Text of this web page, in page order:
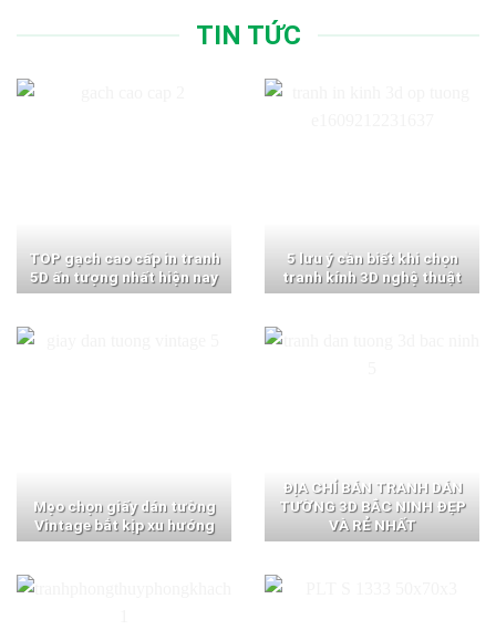
TIN TỨC
TOP gạch cao cấp in tranh
5D ấn tượng nhất hiện nay
5 lưu ý cần biết khi chọn
tranh kính 3D nghệ thuật
Mẹo chọn giấy dán tường
Vintage bắt kịp xu hướng
ĐỊA CHỈ BÁN TRANH DÁN
TƯỜNG 3D BẮC NINH ĐẸP
VÀ RẺ NHẤT